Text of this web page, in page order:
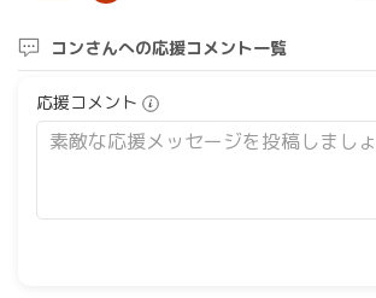
コンさんへの応援コメント一覧
応援コメント